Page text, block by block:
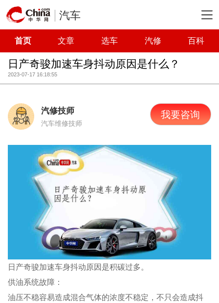
汽车
首页 文章 选车 汽修 百科
日产奇骏加速车身抖动原因是什么？
2023-07-17 16:18:55
汽修技师
汽车维修技师
我要咨询
日产奇骏加速车身抖动原因是积碳过多。
供油系统故障：
油压不稳容易造成混合气体的浓度不稳定，不只会造成抖